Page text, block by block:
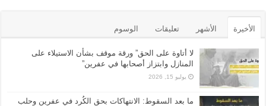
الأخيرة الأشهر تعليقات الوسوم
لا أتاوة على الحق” ورقة موقف بشأن الاستيلاء على
المنازل وابتزاز أصحابها في عفرين”
يوليو 15, 2026
ما بعد السقوط: الانتهاكات بحق الكُرد في عفرين وحلب